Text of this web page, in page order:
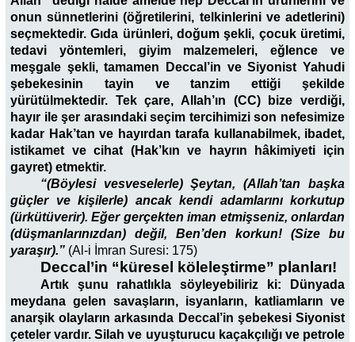
onun sünnetlerini (öğretilerini, telkinlerini ve adetlerini)
seçmektedir. Gıda ürünleri, doğum şekli, çocuk üretimi,
tedavi yöntemleri, giyim malzemeleri, eğlence ve
meşgale şekli, tamamen Deccal’in ve Siyonist Yahudi
şebekesinin tayin ve tanzim ettiği şekilde
yürütülmektedir. Tek çare, Allah’ın (CC) bize verdiği,
hayır ile şer arasındaki seçim tercihimizi son nefesimize
kadar Hak’tan ve hayırdan tarafa kullanabilmek, ibadet,
istikamet ve cihat (Hak’kın ve hayrın hâkimiyeti için
gayret) etmektir.
“(Böylesi vesveselerle) Şeytan, (Allah’tan başka
güçler ve kişilerle) ancak kendi adamlarını korkutup
(ürkütüverir). Eğer gerçekten iman etmişseniz, onlardan
(düşmanlarınızdan) değil, Ben’den korkun! (Size bu
yaraşır).” (Al-i İmran Suresi: 175)
Deccal’in “küresel köleleştirme” planları!
Artık şunu rahatlıkla söyleyebiliriz ki: Dünyada
meydana gelen savaşların, isyanların, katliamların ve
anarşik olayların arkasında Deccal’in şebekesi Siyonist
çeteler vardır. Silah ve uyuşturucu kaçakçılığı ve petrole